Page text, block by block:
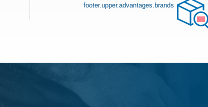
footer.upper.advantages.brands